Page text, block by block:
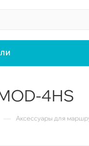
4HS
Аксессуары для